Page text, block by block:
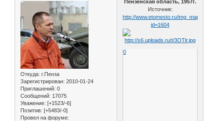
Откуда: г.Пенза
Зарегистрирован: 2010-01-24
Приглашений: 0
Сообщений: 17075
Уважение: [+1523/-6]
Позитив: [+5483/-0]
Провел на форуме:
Пензенская область, 1957г.
Источник:
http://www.etomesto.ru/img_map.php?
id=1604
0